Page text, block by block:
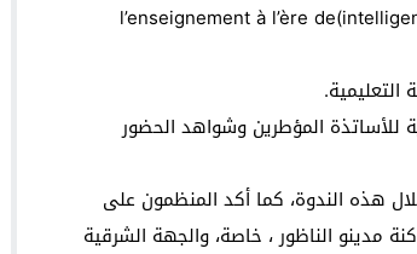
l’enseignement à l’ère
للأساتذة المؤطرين وشواهد الحضور
هذه الندوة، كما أكد المنظمون على
مدينو الناظور ، خاصة، والجهة الشرقية